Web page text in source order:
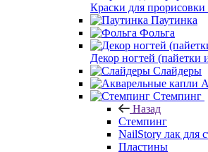
Краски для прорисовки
Паутинка
Фольга
Декор ногтей (пайетки
Слайдеры
Стемпинг
Назад
Стемпинг
NailStory лак для
Пластины